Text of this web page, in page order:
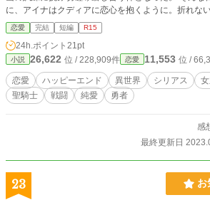
に、アイナはクディアに恋心を抱くように。折れな
さ、人を惹きつける笑顔。分け隔てなく接してくれ
そう時間は掛からなかった。 魔王軍との戦いに明け
身を置いていれば、色恋に現を抜かしている暇はな
上の圧倒的強さを有していて、国で唯一の勇者。身
は素直になれず。 周りの男性は年上ばかりで、年齢
や、どこぞの貴族だかわからない人に求婚される始
の地位にしか興味がない。 戦いから解放された後、クディアからの告白にアイ
恋愛 完結 短編 R15
24h.ポイント 21pt
小説 26,622 位 / 228,909件 恋愛 11,553 位 /
恋愛 ハッピーエンド 異世界 シリアス
聖騎士
戦闘 純愛 勇者
感
最終更新日
23 お